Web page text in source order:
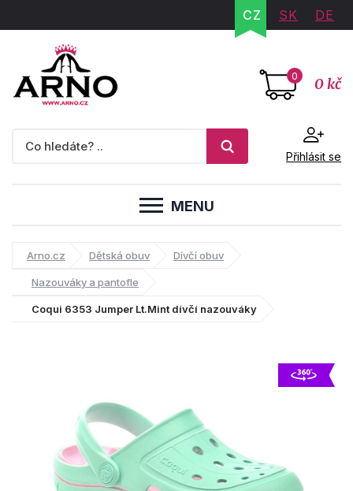
CZ SK DE
0 0 kč
Přihlásit se
MENU
Arno.cz Dětská obuv Dívčí obuv
Nazouváky a pantofle
Coqui 6353 Jumper Lt.Mint dívčí nazouváky